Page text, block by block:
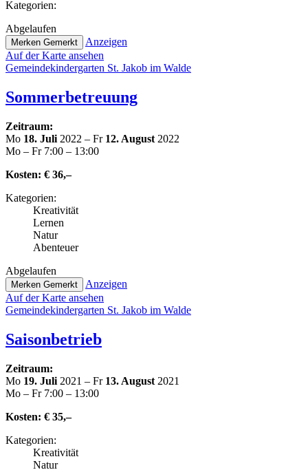
Kate­go­rien:
Abge­lau­fen
Merken Gemerkt
Anzeigen
Auf der Karte ansehen
Gemein­de­kin­der­gar­ten St. Jakob im Walde
Som­mer­be­treu­ung
Zeitraum:
Mo 18. Juli 2022 – Fr 12. August 2022
Mo – Fr 7:00 – 13:00
Kosten: € 36,–
Kate­go­rien:
Krea­ti­vi­tät
Lernen
Natur
Abenteuer
Abge­lau­fen
Merken Gemerkt
Anzeigen
Auf der Karte ansehen
Gemein­de­kin­der­gar­ten St. Jakob im Walde
Sai­son­be­trieb
Zeitraum:
Mo 19. Juli 2021 – Fr 13. August 2021
Mo – Fr 7:00 – 13:00
Kosten: € 35,–
Kate­go­rien:
Krea­ti­vi­tät
Natur